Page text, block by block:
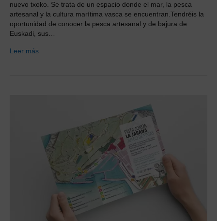
nuevo txoko. Se trata de un espacio donde el mar, la pesca
artesanal y la cultura marítima vasca se encuentran.Tendréis la
oportunidad de conocer la pesca artesanal y de bajura de
Euskadi, sus…
Leer más